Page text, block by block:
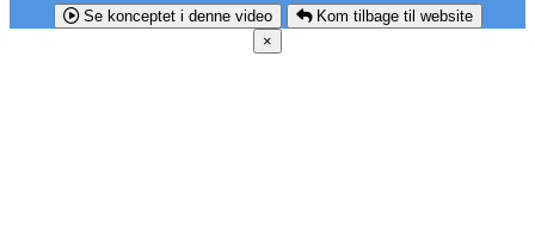
Se konceptet i denne video
Kom tilbage til website
×